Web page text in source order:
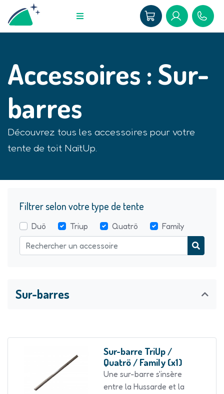
Accessoires : Sur-
barres
Découvrez tous les accessoires pour votre
tente de toit NaïtUp.
Filtrer selon votre type de tente
Duö Triup Quatrö Family
Sur-barres
Sur-barre TriUp /
Quatrö / Family (x1)
Une sur-barre s'insère
entre la Hussarde et la